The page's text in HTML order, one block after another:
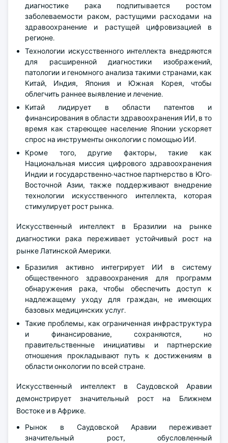
диагностике рака подпитывается ростом
заболеваемости раком, растущими расходами на
здравоохранение и растущей цифровизацией в
регионе.
Технологии искусственного интеллекта внедряются
для расширенной диагностики изображений,
патологии и геномного анализа такими странами, как
Китай, Индия, Япония и Южная Корея, чтобы
облегчить раннее выявление и лечение.
Китай лидирует в области патентов и
финансирования в области здравоохранения ИИ, в то
время как стареющее население Японии ускоряет
спрос на инструменты онкологии с помощью ИИ.
Кроме того, другие факторы, такие как
Национальная миссия цифрового здравоохранения
Индии и государственно-частное партнерство в Юго-
Восточной Азии, также поддерживают внедрение
технологии искусственного интеллекта, которая
стимулирует рост рынка.
Искусственный интеллект в Бразилии на рынке
диагностики рака переживает устойчивый рост на
рынке Латинской Америки.
Бразилия активно интегрирует ИИ в систему
общественного здравоохранения для программ
обнаружения рака, чтобы обеспечить доступ к
надлежащему уходу для граждан, не имеющих
базовых медицинских услуг.
Такие проблемы, как ограниченная инфраструктура
и финансирование, сохраняются, но
правительственные инициативы и партнерские
отношения прокладывают путь к достижениям в
области онкологии по всей стране.
Искусственный интеллект в Саудовской Аравии
демонстрирует значительный рост на Ближнем
Востоке и в Африке.
Рынок в Саудовской Аравии переживает
значительный рост, обусловленный